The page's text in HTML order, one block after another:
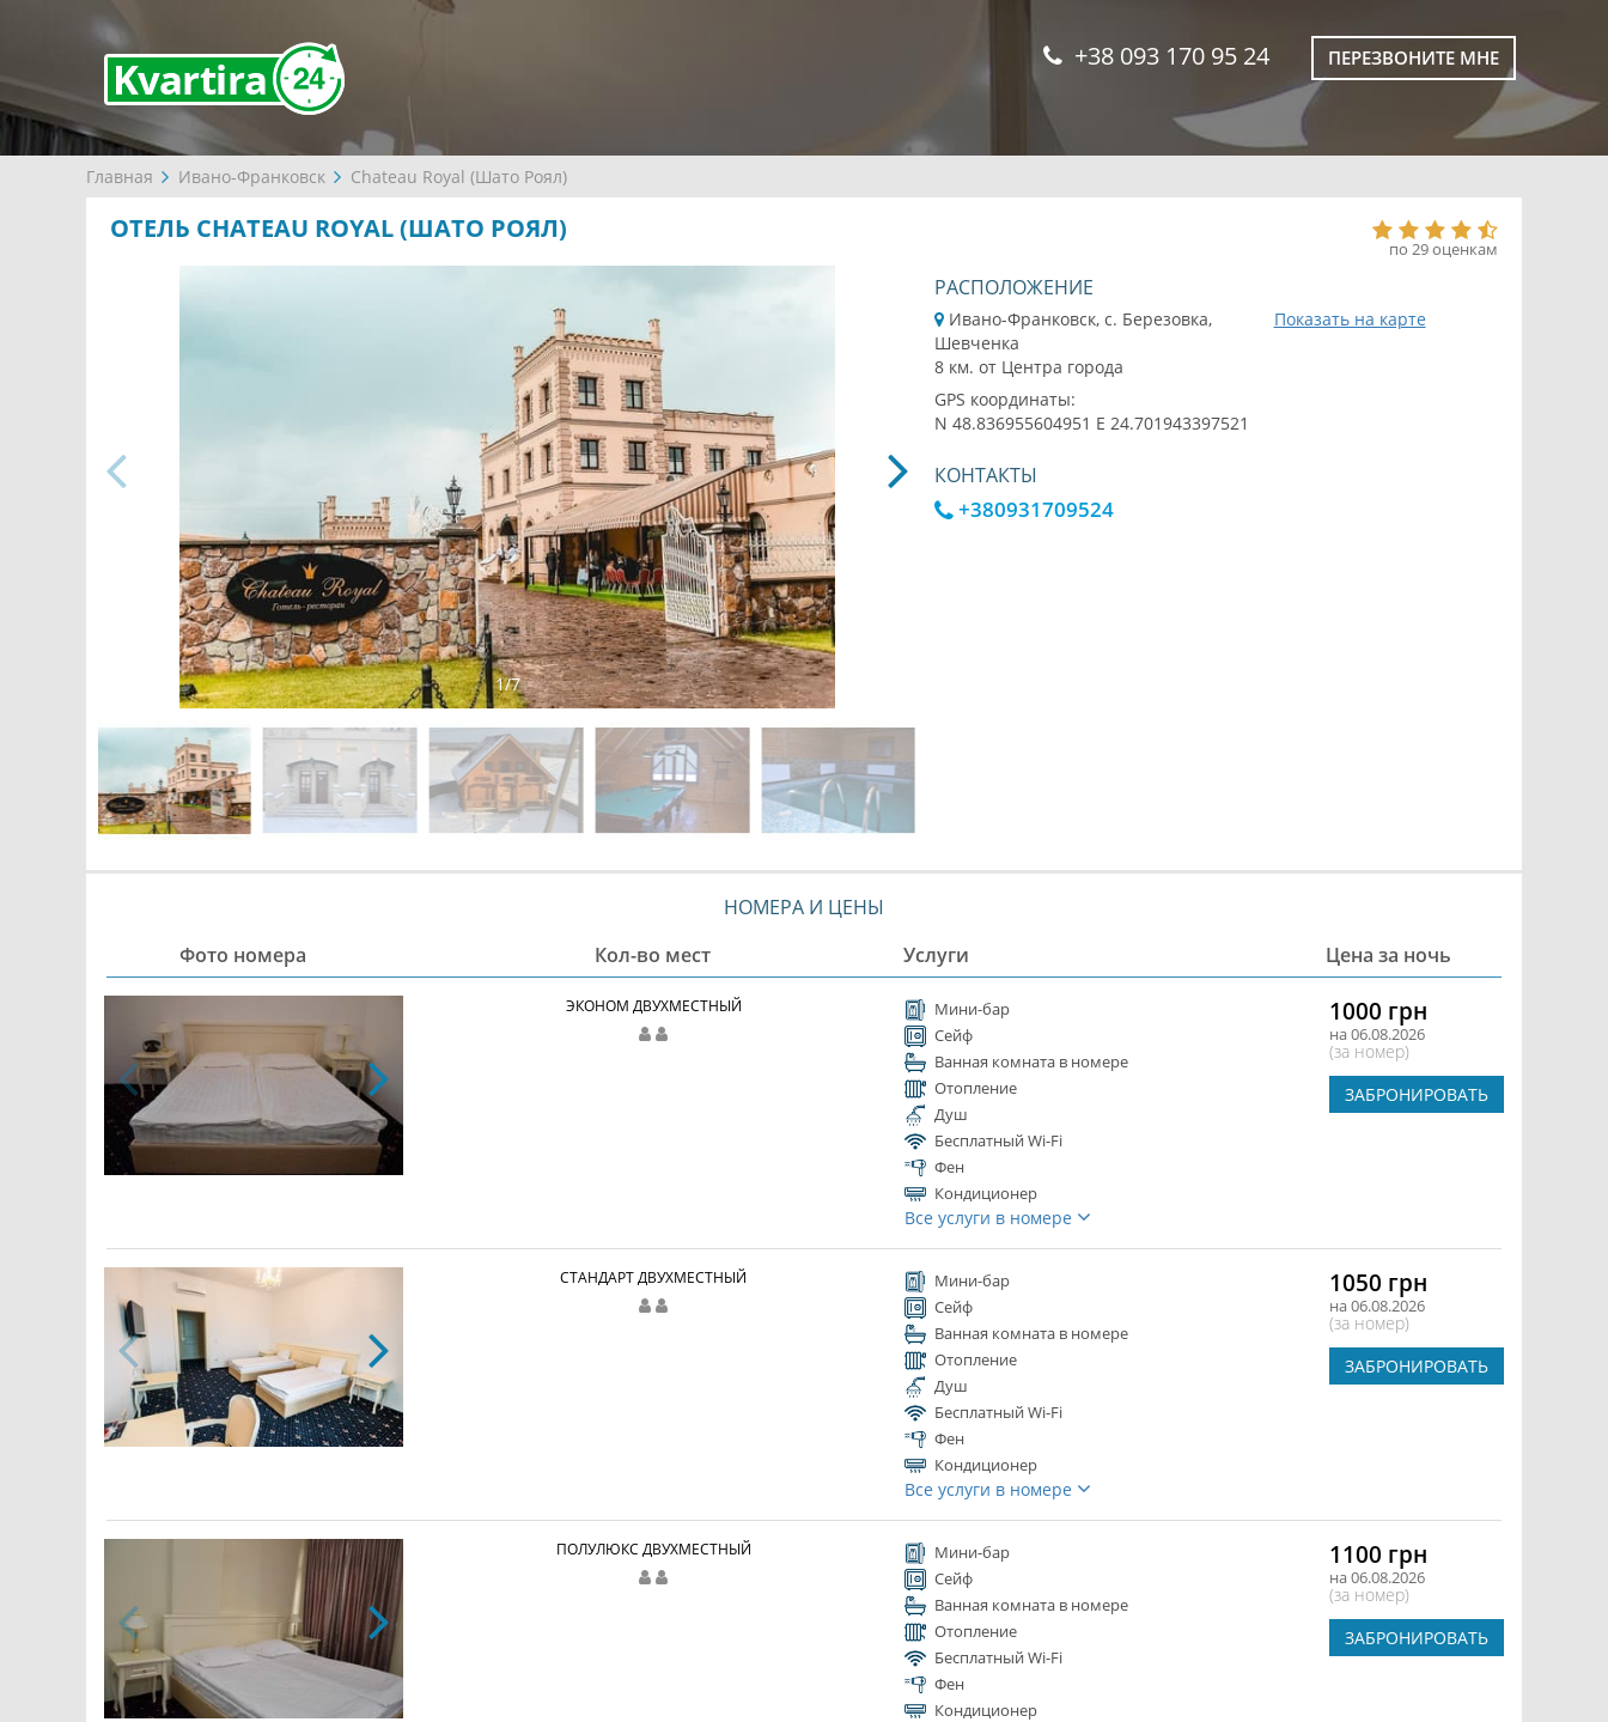
+38 093 170 95 24 ПЕРЕЗВОНИТЕ МНЕ
Главная Ивано-Франковск Chateau Royal (Шато Роял)
ОТЕЛЬ CHATEAU ROYAL (ШАТО РОЯЛ)
по 29 оценкам
1/7
РАСПОЛОЖЕНИЕ
Ивано-Франковск, с. Березовка,
Шевченка
Показать на карте
8 км. от Центра города
GPS координаты:
N 48.836955604951 E 24.701943397521
КОНТАКТЫ
+380931709524
НОМЕРА И ЦЕНЫ
Фото номера
Кол-во мест Услуги Цена за ночь
ЭКОНОМ ДВУХМЕСТНЫЙ
Мини-бар
Сейф
Ванная комната в номере
Отопление
Душ
Бесплатный Wi-Fi
Фен
Кондиционер
Все услуги в номере
1000 грн
на 06.08.2026
(за номер)
ЗАБРОНИРОВАТЬ
СТАНДАРТ ДВУХМЕСТНЫЙ
Мини-бар
Сейф
Ванная комната в номере
Отопление
Душ
Бесплатный Wi-Fi
Фен
Кондиционер
Все услуги в номере
1050 грн
на 06.08.2026
(за номер)
ЗАБРОНИРОВАТЬ
ПОЛУЛЮКС ДВУХМЕСТНЫЙ
Мини-бар
Сейф
Ванная комната в номере
Отопление
Бесплатный Wi-Fi
Фен
Кондиционер
1100 грн
на 06.08.2026
(за номер)
ЗАБРОНИРОВАТЬ